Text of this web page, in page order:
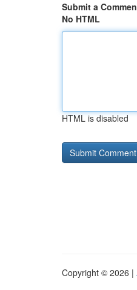
Submit a
No HTML
HTML is disabled
Copyright © 2026 |